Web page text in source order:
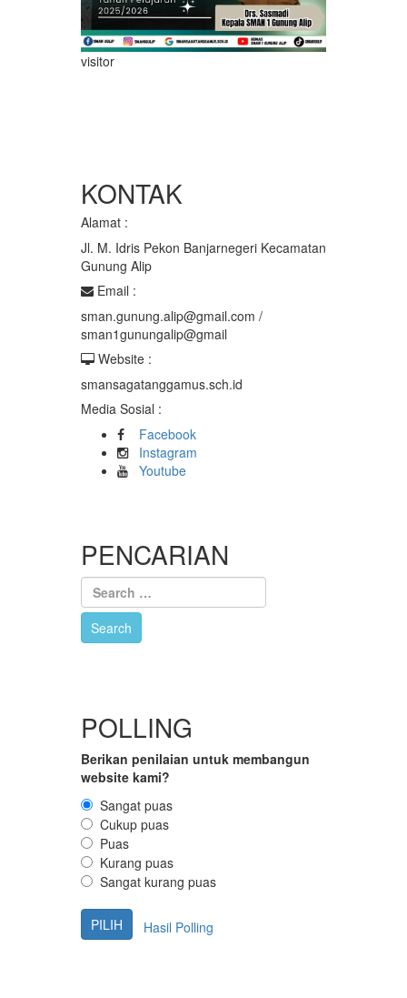
visitor
KONTAK
Alamat :
Jl. M. Idris Pekon Banjarnegeri Kecamatan
Gunung Alip
Email :
sman.gunung.alip@gmail.com /
sman1gunungalip@gmail
Website :
smansagatanggamus.sch.id
Media Sosial :
Facebook
Instagram
Youtube
PENCARIAN
POLLING
Berikan penilaian untuk membangun
website kami?
Sangat puas
Cukup puas
Puas
Kurang puas
Sangat kurang puas
Hasil Polling